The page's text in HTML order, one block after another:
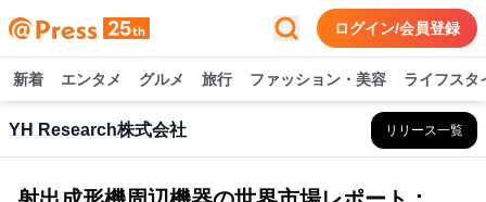
ログイン/会員登録
新着 エンタメ グルメ 旅行 ファッション・美容 ライフスタ
YH Research株式会社 リリース一覧